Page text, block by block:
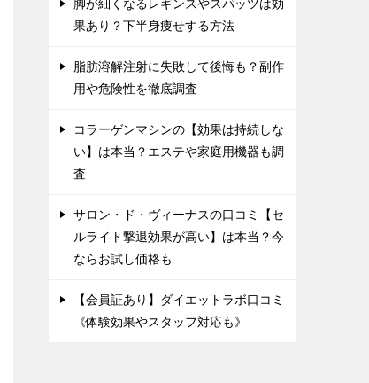
脚が細くなるレギンスやスパッツは効
果あり？下半身痩せする方法
脂肪溶解注射に失敗して後悔も？副作
用や危険性を徹底調査
コラーゲンマシンの【効果は持続しな
い】は本当？エステや家庭用機器も調
査
サロン・ド・ヴィーナスの口コミ【セ
ルライト撃退効果が高い】は本当？今
ならお試し価格も
【会員証あり】ダイエットラボ口コミ
《体験効果やスタッフ対応も》